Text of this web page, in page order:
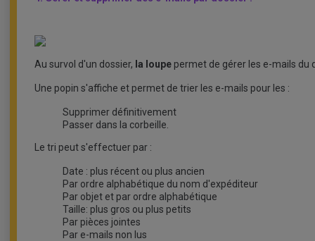
Au survol d'un dossier, la loupe permet de gérer les e-mails du
Une popin s'affiche et permet de trier les e-mails pour les :
Supprimer définitivement
Passer dans la corbeille.
Le tri peut s'effectuer par :
Date : plus récent ou plus ancien
Par ordre alphabétique du nom d'expéditeur
Par objet et par ordre alphabétique
Taille: plus gros ou plus petits
Par pièces jointes
Par e-mails non lus